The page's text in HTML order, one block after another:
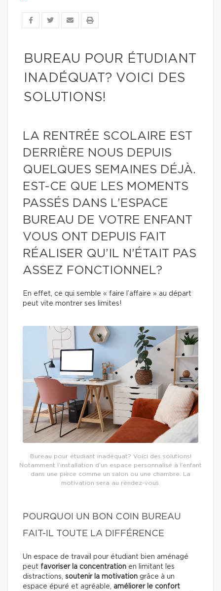
BUREAU POUR ÉTUDIANT
INADÉQUAT? VOICI DES
SOLUTIONS!
LA RENTRÉE SCOLAIRE EST
DERRIÈRE NOUS DEPUIS
QUELQUES SEMAINES DÉJÀ.
EST-CE QUE LES MOMENTS
PASSÉS DANS L’ESPACE
BUREAU DE VOTRE ENFANT
VOUS ONT DEPUIS FAIT
RÉALISER QU’IL N’ÉTAIT PAS
ASSEZ FONCTIONNEL?
En effet, ce qui semble « faire l’affaire » au départ
peut vite montrer ses limites!
Bureau pour étudiant inadéquat? Voici des solutions!
Notamment l’installation d’un espace personnalisé à l’enfant
dans une pièce comme un salon ou une chambre. La
motivation sera au rendez-vous.
POURQUOI UN BON COIN BUREAU
FAIT-IL TOUTE LA DIFFÉRENCE
Un espace de travail pour étudiant bien aménagé
peut favoriser la concentration en limitant les
distractions, soutenir la motivation grâce à un
espace épuré et agréable, améliorer le confort